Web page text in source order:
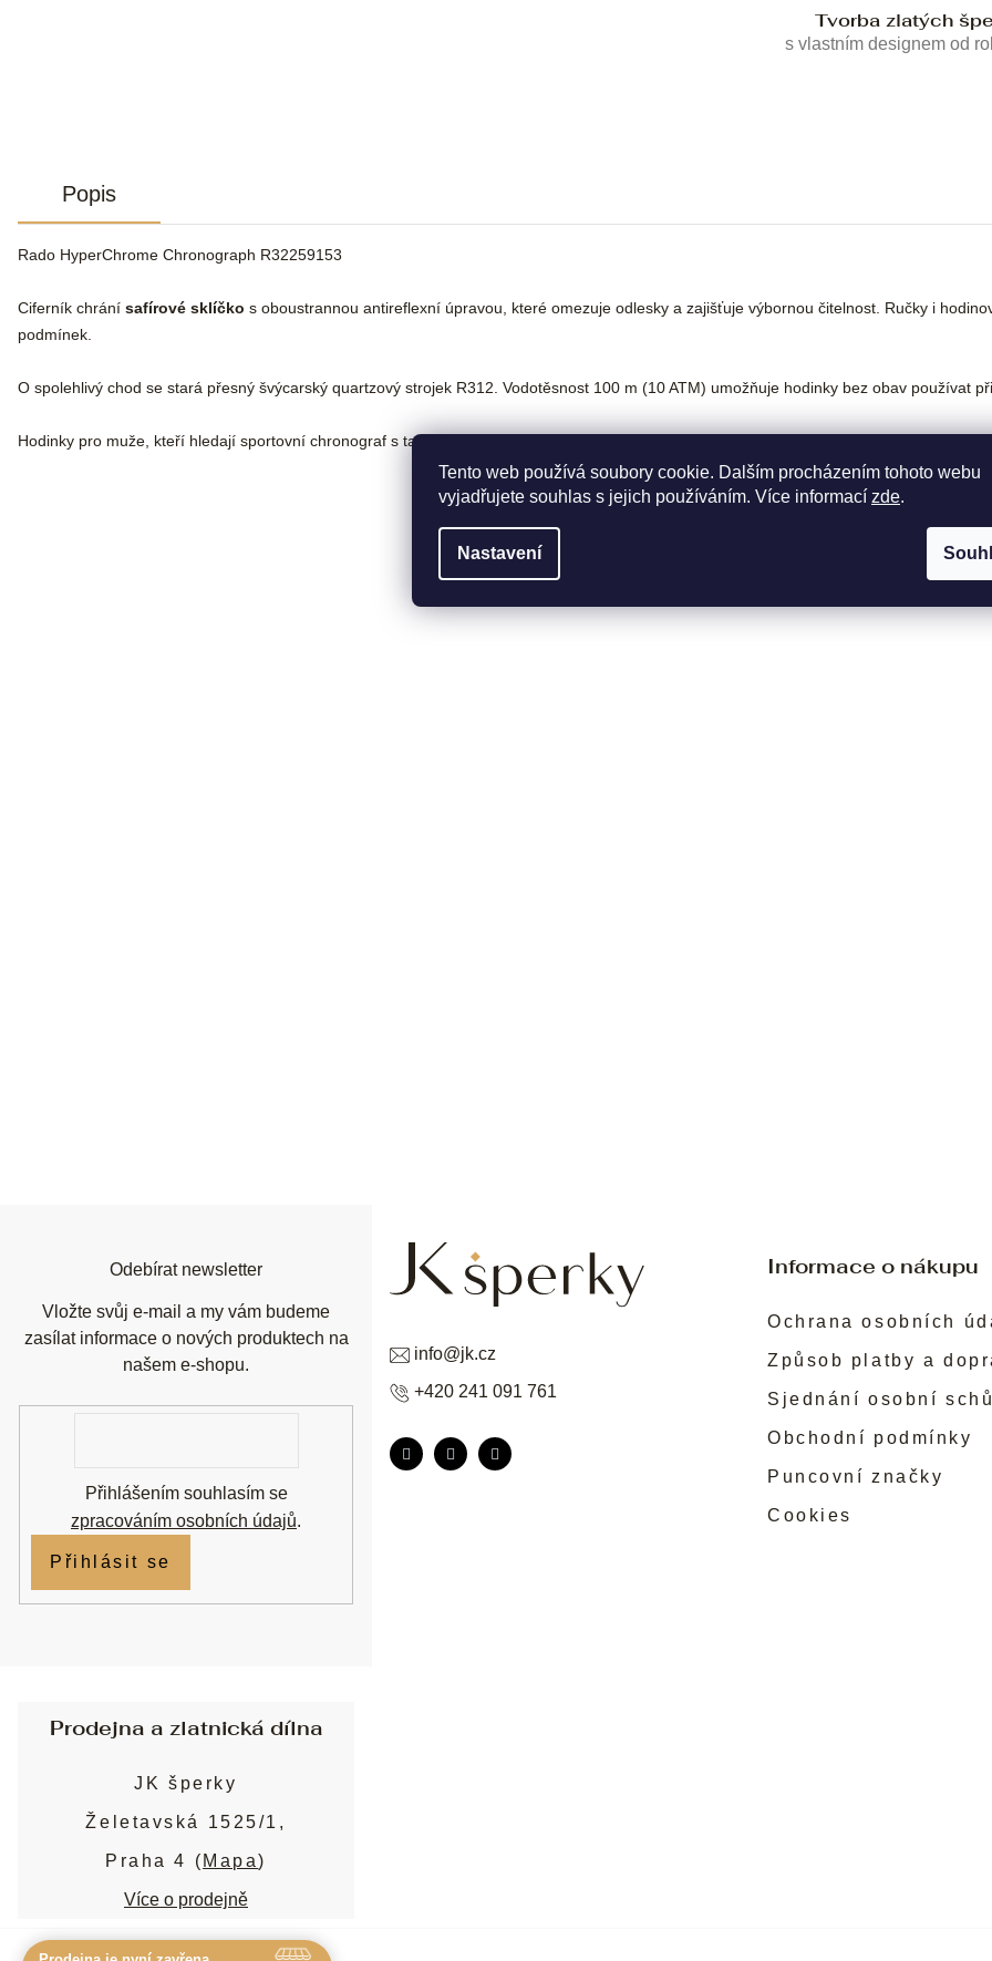
Tento web používá soubory cookie. Dalším procházením tohoto webu
vyjadřujete souhlas s jejich používáním. Více informací zde.
Nastavení
Tvorba zlatých
s vlastním designem od
Popis
Rado HyperChrome Chronograph R32259153
Ciferník chrání safírové sklíčko s oboustrannou antireflexní úpravou, které omezuje odlesky a zajišťuje výbornou čitelnost. Ručky i
podmínek.
O spolehlivý chod se stará přesný švýcarský quartzový strojek R312. Vodotěsnost 100 m (10 ATM) umožňuje hodinky bez obav používat
Hodinky pro muže, kteří hledají sportovní chronograf s tachymetrem z materiálů jako je High-Tech Keramika, nerezová ocel a titan.
Informace o nákupu
Ochrana osobních
Způsob platby a
Sjednání osobní
Obchodní podmínky
Puncovní značky
Cookies
info@jk.cz
+420 241 091 761
Odebírat newsletter
Vložte svůj e-mail a my vám budeme
zasílat informace o nových produktech na
našem e-shopu.
Přihlášením souhlasím se
zpracováním osobních údajů.
Přihlásit se
Prodejna a zlatnická dílna
JK šperky
Želetavská 1525/1,
Praha 4 ( Mapa)
Více o prodejně